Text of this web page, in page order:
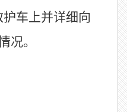
车上并详细向
况。